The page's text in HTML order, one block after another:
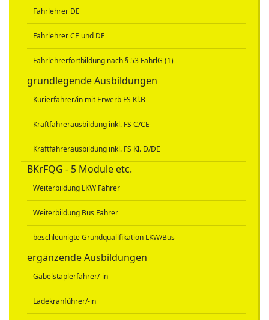
Fahrlehrer DE
Fahrlehrer CE und DE
Fahrlehrerfortbildung nach § 53 FahrlG (1)
grundlegende Ausbildungen
Kurierfahrer/in mit Erwerb FS Kl.B
Kraftfahrerausbildung inkl. FS C/CE
Kraftfahrerausbildung inkl. FS Kl. D/DE
BKrFQG - 5 Module etc.
Weiterbildung LKW Fahrer
Weiterbildung Bus Fahrer
beschleunigte Grundqualifikation LKW/Bus
ergänzende Ausbildungen
Gabelstaplerfahrer/-in
Ladekranführer/-in